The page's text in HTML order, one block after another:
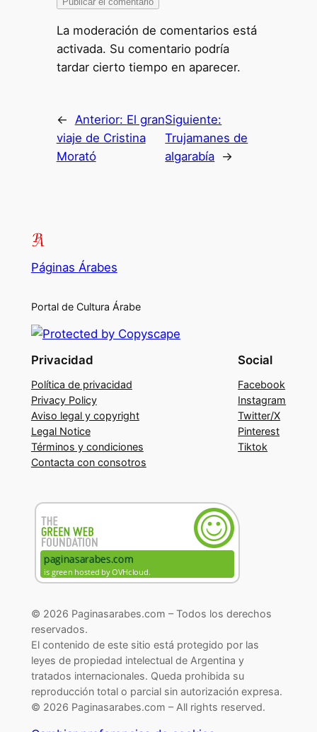
La moderación de comentarios está
activada. Su comentario podría
tardar cierto tiempo en aparecer.
← Anterior: El gran
viaje de Cristina
Morató
Siguiente:
Trujamanes de
algarabía →
Páginas Árabes
Portal de Cultura Árabe
Privacidad
Política de privacidad
Privacy Policy
Aviso legal y copyright
Legal Notice
Términos y condiciones
Contacta con consotros
Social
Facebook
Instagram
Twitter/X
Pinterest
Tiktok
© 2026 Paginasarabes.com – Todos los derechos
reservados.
El contenido de este sitio está protegido por las
leyes de propiedad intelectual de Argentina y
tratados internacionales. Queda prohibida su
reproducción total o parcial sin autorización expresa.
© 2026 Paginasarabes.com – All rights reserved.